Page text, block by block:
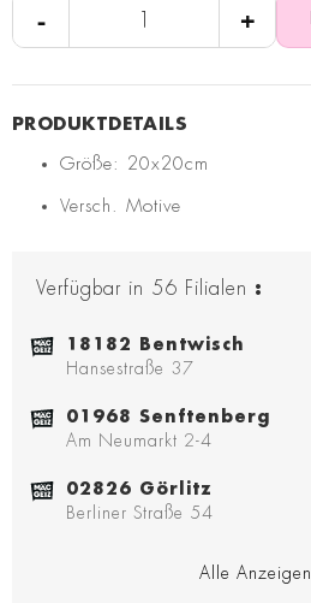
- +
Größe: 20x20cm
Versch. Motive
Verfügbar in 56 Filialen :
18182 Bentwisch
Hansestraße 37
01968 Senftenberg
Am Neumarkt 2-4
02826 Görlitz
Berliner Straße 54
Alle Anzeigen